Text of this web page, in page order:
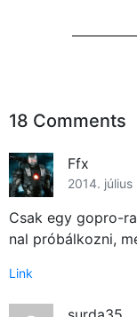
18 Comments
Ffx
2014.
Csak egy gopro-
nal próbálkozni,
Link